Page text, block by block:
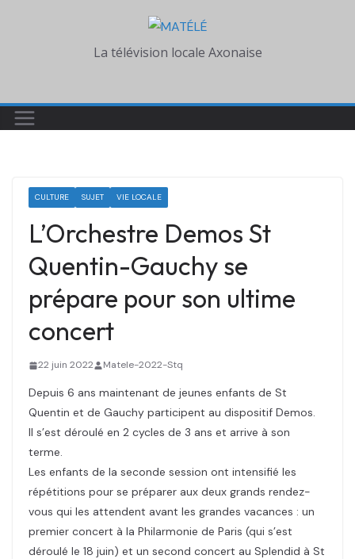
La télévision locale Axonaise
CULTURE SUJET VIE LOCALE
L’Orchestre Demos St
Quentin-Gauchy se
prépare pour son ultime
concert
22 juin 2022 Matele-2022-Stq
Depuis 6 ans maintenant de jeunes enfants de St
Quentin et de Gauchy participent au dispositif Demos.
Il s’est déroulé en 2 cycles de 3 ans et arrive à son
terme.
Les enfants de la seconde session ont intensifié les
répétitions pour se préparer aux deux grands rendez-
vous qui les attendent avant les grandes vacances : un
premier concert à la Philarmonie de Paris (qui s’est
déroulé le 18 juin) et un second concert au Splendid à St